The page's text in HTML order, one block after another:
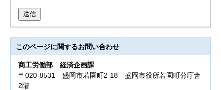
送信
このページに関するお問い合わせ
商工労働部経済企画課
〒020-8531 盛岡市若園町2-18 盛岡市役所若園町分庁舎
2階